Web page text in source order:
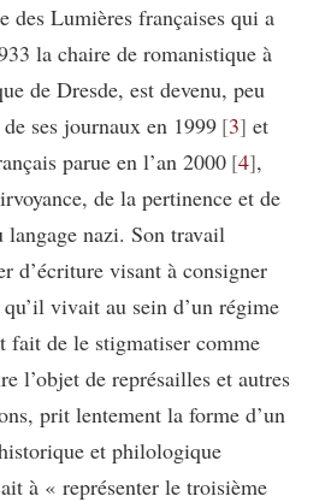
des Lumières françaises qui a
la chaire de romanistique à
de Dresde, est devenu, peu
ses journaux en 1999 3 et
parue en l’an 2000 4 ,
de la pertinence et de
langage nazi. Son travail
d’écriture visant à consigner
vivait au sein d’un régime
fait de le stigmatiser comme
l’objet de représailles et autres
prit lentement la forme d’un
et philologique
à « représenter le troisième